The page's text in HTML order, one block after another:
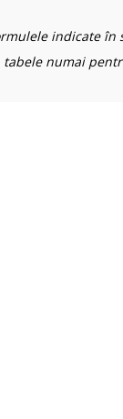
indicate
numai